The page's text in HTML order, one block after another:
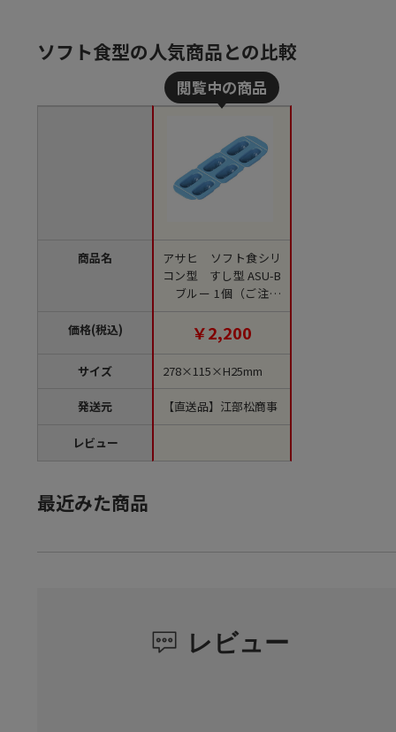
ソフト食型の人気商品との比較
商品名
価格(税込)
サイズ
発送元
レビュー
アサヒ ソフト食シリ
コン型 すし型 ASU-B
ブルー 1個（ご注文
単位1個）【直送品】
￥2,200
278×115×H25mm
【直送品】江部松商事
最近みた商品
レビュー